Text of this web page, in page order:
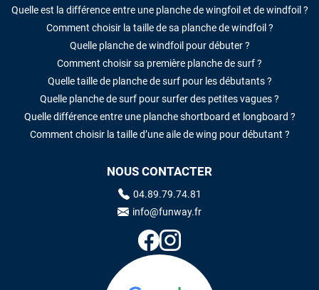
Quelle est la différence entre une planche de wingfoil et de windfoil ?
Comment choisir la taille de sa planche de windfoil ?
Quelle planche de windfoil pour débuter ?
Comment choisir sa première planche de surf ?
Quelle taille de planche de surf pour les débutants ?
Quelle planche de surf pour surfer des petites vagues ?
Quelle différence entre une planche shortboard et longboard ?
Comment choisir la taille d’une aile de wing pour débutant ?
NOUS CONTACTER
04.89.79.74.81
info@funway.fr